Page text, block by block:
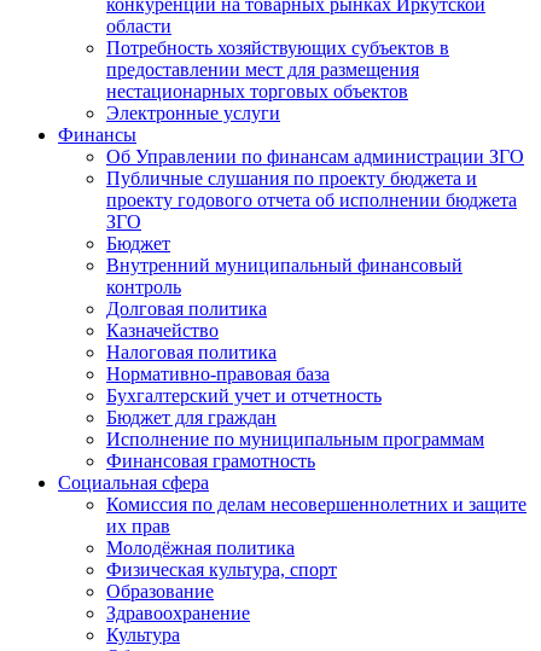
конкуренции на товарных рынках Иркутской
области
Потребность хозяйствующих субъектов в
предоставлении мест для размещения
нестационарных торговых объектов
Электронные услуги
Финансы
Об Управлении по финансам администрации ЗГО
Публичные слушания по проекту бюджета и
проекту годового отчета об исполнении бюджета
ЗГО
Бюджет
Внутренний муниципальный финансовый
контроль
Долговая политика
Казначейство
Налоговая политика
Нормативно-правовая база
Бухгалтерский учет и отчетность
Бюджет для граждан
Исполнение по муниципальным программам
Финансовая грамотность
Социальная сфера
Комиссия по делам несовершеннолетних и защите
их прав
Молодёжная политика
Физическая культура, спорт
Образование
Здравоохранение
Культура